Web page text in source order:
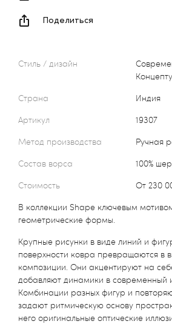
Стиль / дизайн
Современные /
Страна
Индия
Артикул
19307
Метод производства
Ручная
Состав ворса
100%
Стоимость
от 230
В коллекции Shape ключевым
геометрические формы.
Крупные рисунки в виде линий и
поверхности ковра превращаются в
композиции. Они акцентируют на
добавляют динамики в современный
Комбинации разных фигур и
задают ритмическую основу
него оригинальные оптические
Поделиться